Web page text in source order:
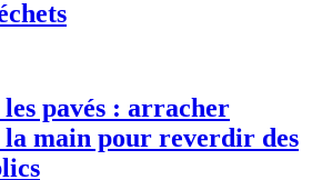
pavés : arracher
la main pour reverdir des